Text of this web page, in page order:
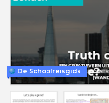
Dé Schoolreisgids